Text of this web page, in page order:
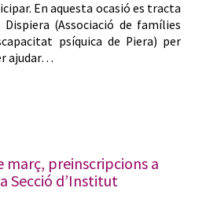
En aquesta ocasió es tracta
Dispiera (Associació de famílies
psíquica de Piera) per
ajudar…
març, preinscripcions a
Secció d’Institut